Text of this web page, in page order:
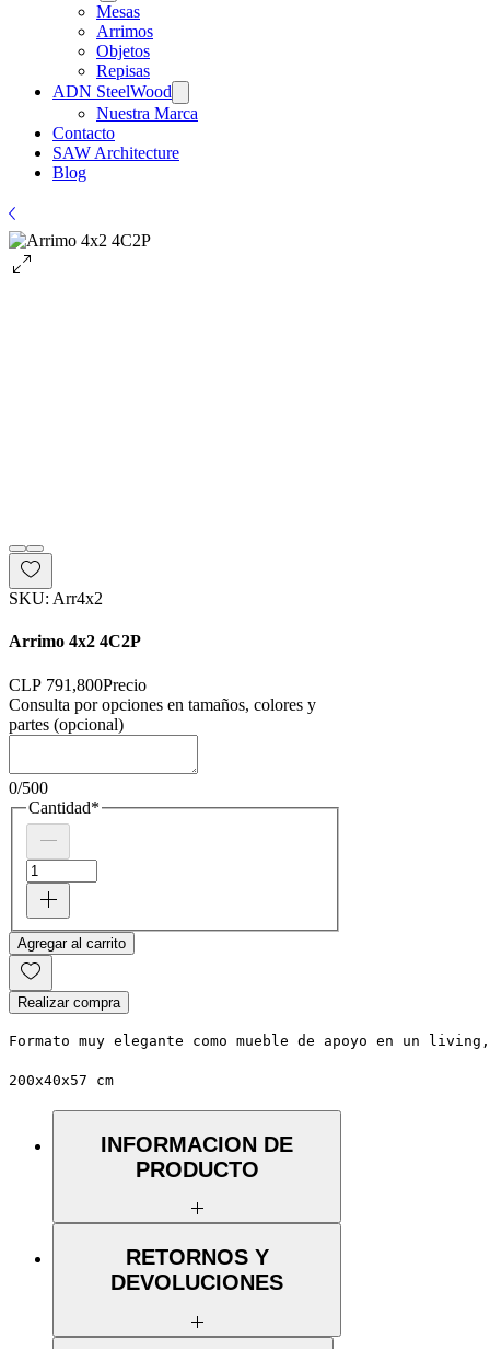
Mesas
Arrimos
Objetos
Repisas
ADN SteelWood
Nuestra Marca
Contacto
SAW Architecture
Blog
SKU: Arr4x2
Arrimo 4x2 4C2P
CLP 791,800Precio
Consulta por opciones en tamaños, colores y
partes (opcional)
0/500
Cantidad*
Agregar al carrito
Realizar compra
Formato muy elegante como mueble de apoyo en un
200x40x57 cm
INFORMACION DE
PRODUCTO
Linea clásica SteelWood en acero y
madera. Volumen de madera sólida de
pino alistonado 18mm en terminación
cajones, repisas, patas,etc... en acero
RETORNOS Y
DEVOLUCIONES